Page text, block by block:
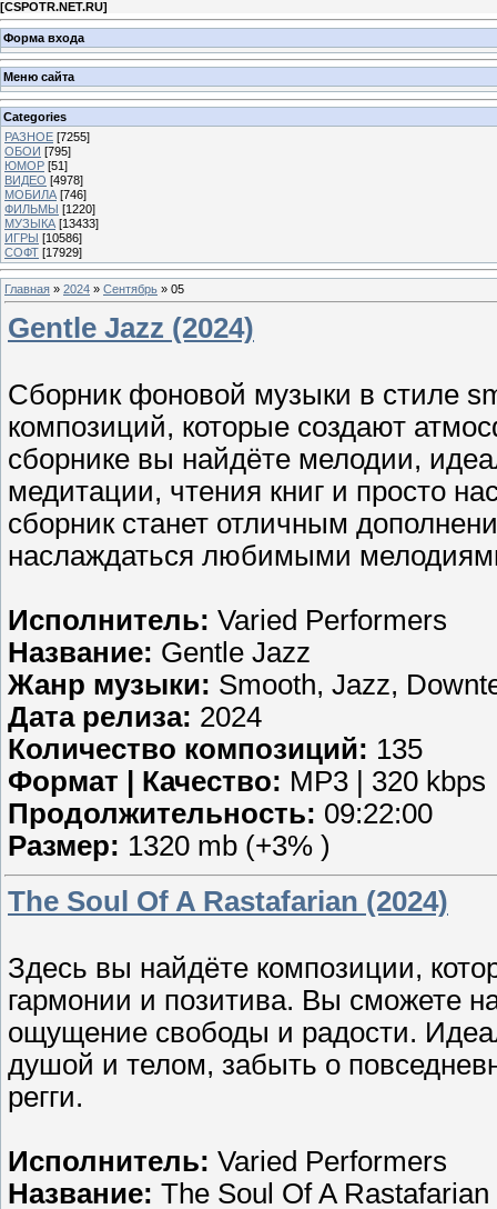
[CSPOTR.NET.RU]
Форма входа
Меню сайта
Categories
РАЗНОЕ [7255]
ОБОИ [795]
ЮМОР [51]
ВИДЕО [4978]
МОБИЛА [746]
ФИЛЬМЫ [1220]
МУЗЫКА [13433]
ИГРЫ [10586]
СОФТ [17929]
Главная » 2024 » Сентябрь » 05
Gentle Jazz (2024)
Сборник фоновой музыки в стиле
композиций, которые создают
сборнике вы найдёте мелодии,
медитации, чтения книг и просто
сборник станет отличным
наслаждаться любимыми
Исполнитель: Varied Performers
Название: Gentle Jazz
Жанр музыки: Smooth, Jazz,
Дата релиза: 2024
Количество композиций: 135
Формат | Качество: MP3 | 320 kbps
Продолжительность: 09:22:00
Размер: 1320 mb (+3% )
The Soul Of A Rastafarian (2024)
Здесь вы найдёте композиции,
гармонии и позитива. Вы сможете
ощущение свободы и радости.
душой и телом, забыть о
регги.
Исполнитель: Varied Performers
Название: The Soul Of A Rastafarian